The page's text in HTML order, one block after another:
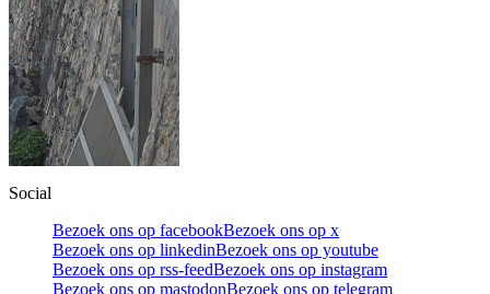
Social
Bezoek ons op facebookBezoek ons op x
Bezoek ons op linkedinBezoek ons op youtube
Bezoek ons op rss-feedBezoek ons op instagram
Bezoek ons op mastodonBezoek ons op telegram